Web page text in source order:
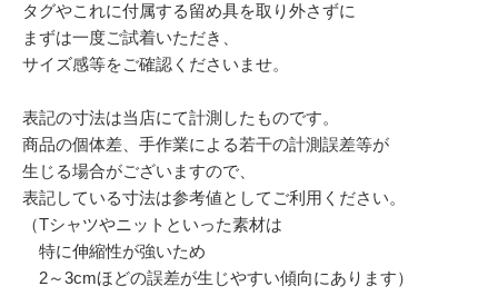
タグやこれに付属する留め具を取り外さずに
まずは一度ご試着いただき、
サイズ感等をご確認くださいませ。
表記の寸法は当店にて計測したものです。
商品の個体差、手作業による若干の計測誤差等が
生じる場合がございますので、
表記している寸法は参考値としてご利用ください。
（Tシャツやニットといった素材は
特に伸縮性が強いため
2～3cmほどの誤差が生じやすい傾向にあります）